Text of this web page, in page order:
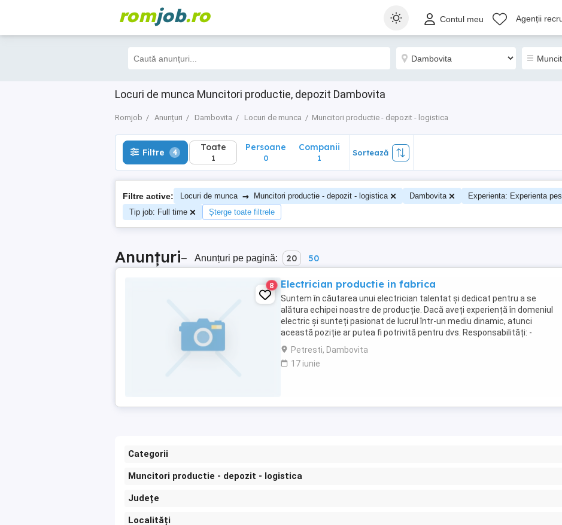
romjob.ro Contul meu Agenții
Locuri de munca Muncitori productie, depozit Dambovita
Romjob Anunțuri Dambovita Locuri de munca Muncitori productie - depozit - logistica
Filtre 4 Toate
1
Filtre 4 Toate
1
Persoane
0
Companii
1
Sortează
Filtre active: Locuri de munca → Muncitori productie - depozit - logistica Dambovita
Experienta: Experienta
Tip job: Full time
Șterge toate filtrele
Anunțuri– Anunțuri pe pagină: 20 50
8 Electrician productie in fabrica
Suntem în căutarea unui electrician talentat și dedicat pentru a se
alătura echipei noastre de producție. Dacă aveți experiență în domeniul
electric și sunteți pasionat de lucrul într-un mediu dinamic, atunci
această poziție ar putea fi potrivită pentru dvs. Responsabilități: -
Instalarea, întreținerea ...
Petresti, Dambovita
17 iunie
Categorii
Muncitori productie - depozit - logistica
Județe
Localități